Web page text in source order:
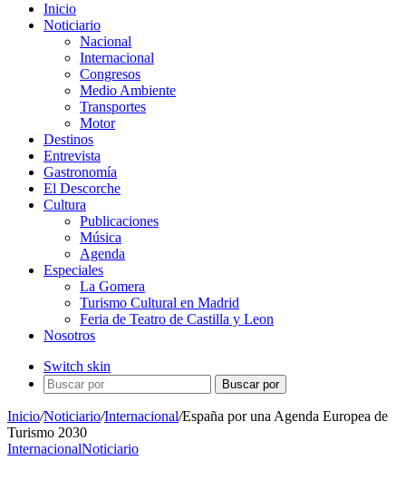
Inicio
Noticiario
Nacional
Internacional
Congresos
Medio Ambiente
Transportes
Motor
Destinos
Entrevista
Gastronomía
El Descorche
Cultura
Publicaciones
Música
Agenda
Especiales
La Gomera
Turismo Cultural en Madrid
Feria de Teatro de Castilla y Leon
Nosotros
Switch skin
Buscar por
Inicio/Noticiario/Internacional/España por una Agenda Europea de
Turismo 2030
InternacionalNoticiario